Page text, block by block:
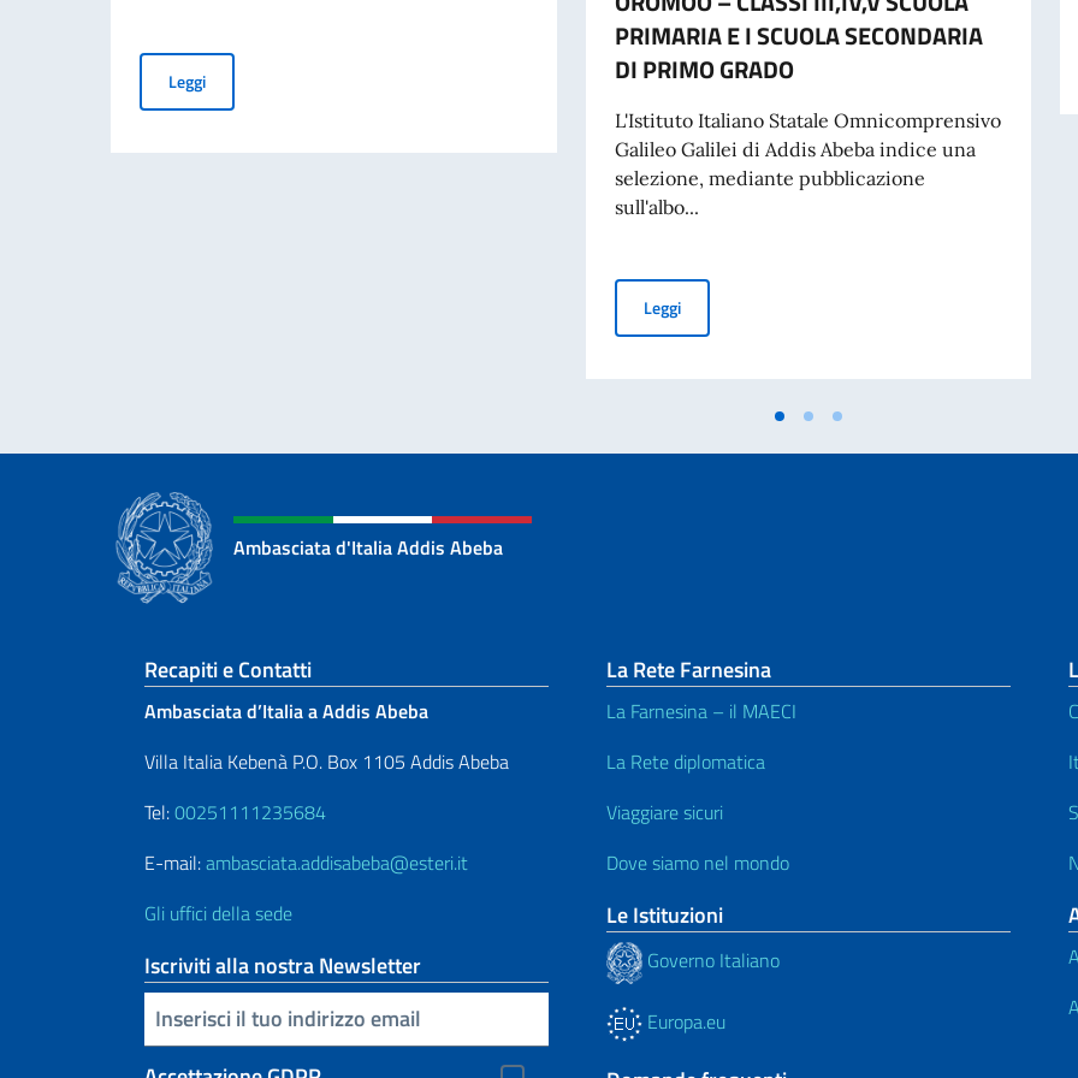
LeggiCessazione della validità della carta d’identità cartacea per l’espatrio dal 3 agosto
PRIMARIA E I SCUOLA SECONDARIA
DI PRIMO GRADO
L'Istituto Italiano Statale Omnicomprensivo
Galileo Galilei di Addis Abeba indice una
selezione, mediante pubblicazione
sull'albo...
LeggiAvviso per la selezione di personale docente con
Ambasciata d'Italia Addis Abeba
Sezione footer
Recapiti e Contatti
Ambasciata d’Italia a Addis Abeba
Villa Italia Kebenà P.O. Box 1105 Addis Abeba
Tel:00251111235684
E-mail:ambasciata.addisabeba@esteri.it
Gli uffici della sede
Iscriviti alla nostra Newsletter
Inserisci la tua email
La Rete Farnesina
La Farnesina – il MAECI
La Rete diplomatica
Viaggiare sicuri
Dove siamo nel mondo
Le Istituzioni
Governo Italiano
Europa.eu